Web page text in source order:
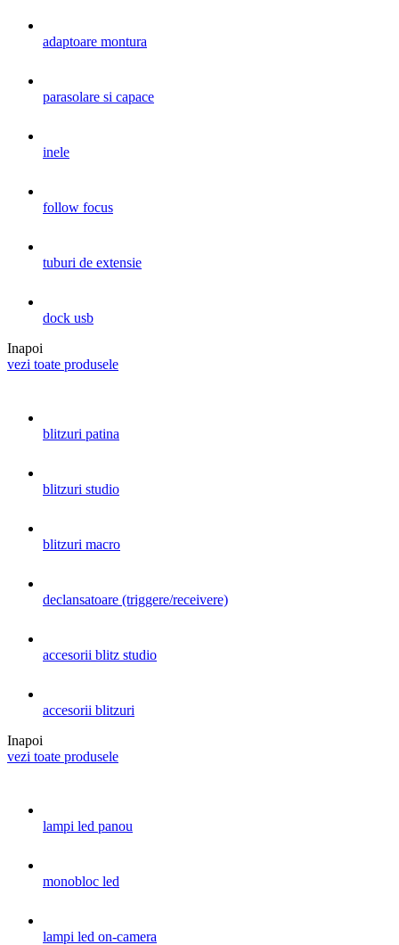
adaptoare montura
parasolare si capace
inele
follow focus
tuburi de extensie
dock usb
Inapoi
vezi toate produsele
blitzuri patina
blitzuri studio
blitzuri macro
declansatoare (triggere/receivere)
accesorii blitz studio
accesorii blitzuri
Inapoi
vezi toate produsele
lampi led panou
monobloc led
lampi led on-camera